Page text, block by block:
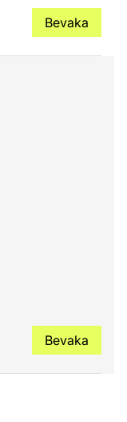
Bevaka
Bevaka